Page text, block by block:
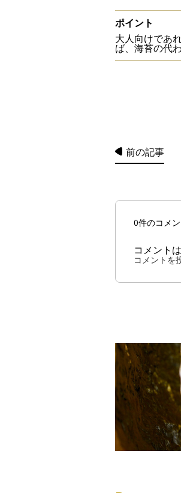
ポイント
大人向けであ
ば、海苔の代
前の記事
0件のコメン
コメント
コメントを